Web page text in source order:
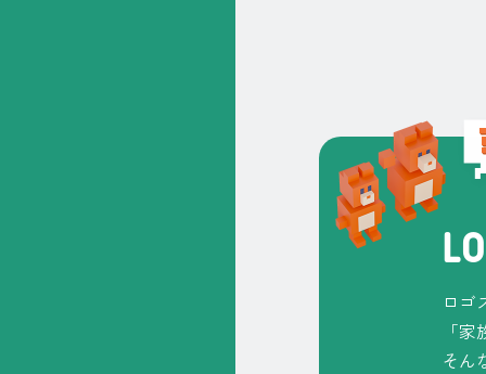
ロゴ
「
そん